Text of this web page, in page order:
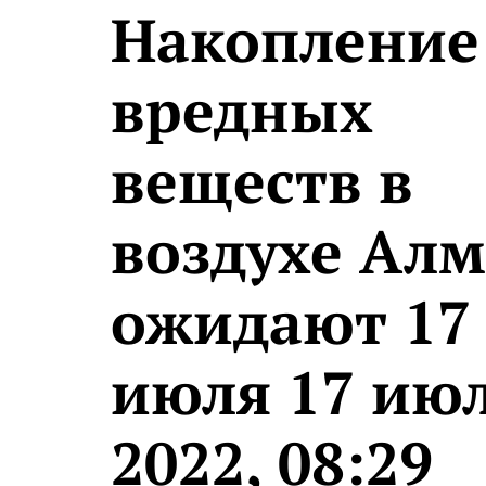
Накопление
вредных
веществ в
воздухе
ожидают 17
июля 17
2022, 08:29